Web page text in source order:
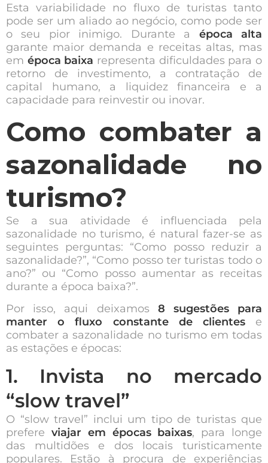
Esta variabilidade no fluxo de turistas tanto
pode ser um aliado ao negócio, como pode ser
o seu pior inimigo. Durante a época alta
garante maior demanda e receitas altas, mas
em época baixa representa dificuldades para o
retorno de investimento, a contratação de
capital humano, a liquidez financeira e a
capacidade para reinvestir ou inovar.
Como combater a
sazonalidade no
turismo?
Se a sua atividade é influenciada pela
sazonalidade no turismo, é natural fazer-se as
seguintes perguntas: “Como posso reduzir a
sazonalidade?”, “Como posso ter turistas todo o
ano?” ou “Como posso aumentar as receitas
durante a época baixa?”.
Por isso, aqui deixamos 8 sugestões para
manter o fluxo constante de clientes e
combater a sazonalidade no turismo em todas
as estações e épocas:
1. Invista no mercado
“slow travel”
O “slow travel” inclui um tipo de turistas que
prefere viajar em épocas baixas, para longe
das multidões e dos locais turisticamente
populares. Estão à procura de experiências